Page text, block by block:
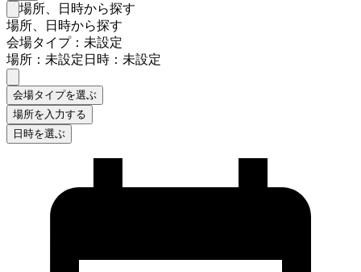
検索フォームを閉じる
場所、日時から探す
場所、日時から探す
会場タイプ：未設定
場所：未設定日時：未設定
会場タイプを選ぶ
場所を入力する
日時を選ぶ